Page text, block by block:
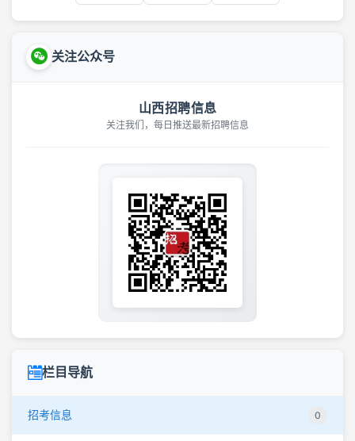
关注公众号
山西招聘信息
关注我们，每日推送最新招聘信息
栏目导航
招考信息 0